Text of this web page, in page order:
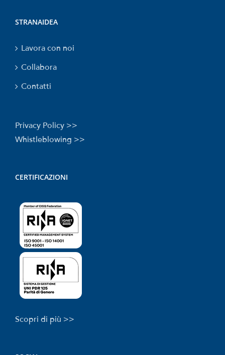
STRANAIDEA
Lavora con noi
Collabora
Contatti
Privacy Policy >>
Whistleblowing >>
CERTIFICAZIONI
Scopri di più >>